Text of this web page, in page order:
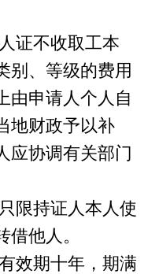
不收取工本
别、等级的费用
由申请人个人自
地财政予以补
应协调有关部门
持证人本人使
他人。
期十年，期满